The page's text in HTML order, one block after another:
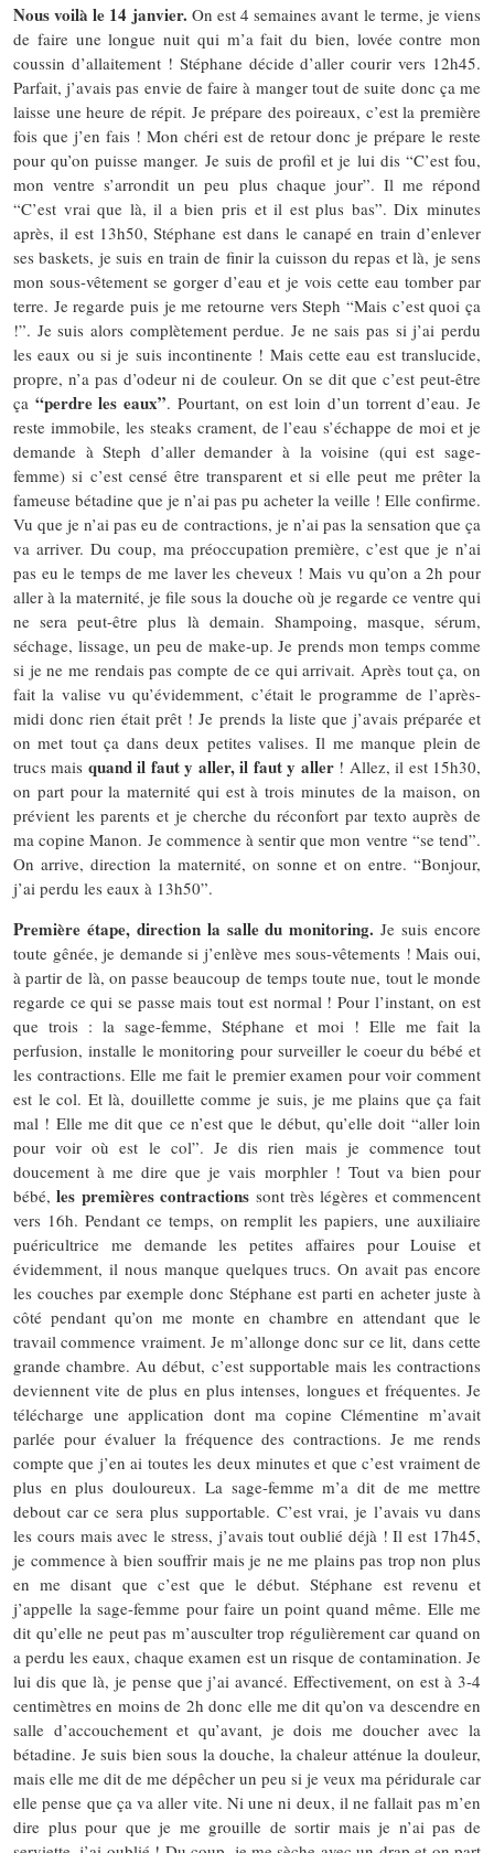
Nous voilà le 14 janvier. On est 4 semaines avant le terme, je viens
de faire une longue nuit qui m’a fait du bien, lovée contre mon
coussin d’allaitement ! Stéphane décide d’aller courir vers 12h45.
Parfait, j’avais pas envie de faire à manger tout de suite donc ça me
laisse une heure de répit. Je prépare des poireaux, c’est la première
fois que j’en fais ! Mon chéri est de retour donc je prépare le reste
pour qu’on puisse manger. Je suis de profil et je lui dis “C’est fou,
mon ventre s’arrondit un peu plus chaque jour”. Il me répond
“C’est vrai que là, il a bien pris et il est plus bas”. Dix minutes
après, il est 13h50, Stéphane est dans le canapé en train d’enlever
ses baskets, je suis en train de finir la cuisson du repas et là, je sens
mon sous-vêtement se gorger d’eau et je vois cette eau tomber par
terre. Je regarde puis je me retourne vers Steph “Mais c’est quoi ça
!”. Je suis alors complètement perdue. Je ne sais pas si j’ai perdu
les eaux ou si je suis incontinente ! Mais cette eau est translucide,
propre, n’a pas d’odeur ni de couleur. On se dit que c’est peut-être
ça “perdre les eaux”. Pourtant, on est loin d’un torrent d’eau. Je
reste immobile, les steaks crament, de l’eau s’échappe de moi et je
demande à Steph d’aller demander à la voisine (qui est sage-
femme) si c’est censé être transparent et si elle peut me prêter la
fameuse bétadine que je n’ai pas pu acheter la veille ! Elle confirme.
Vu que je n’ai pas eu de contractions, je n’ai pas la sensation que ça
va arriver. Du coup, ma préoccupation première, c’est que je n’ai
pas eu le temps de me laver les cheveux ! Mais vu qu’on a 2h pour
aller à la maternité, je file sous la douche où je regarde ce ventre qui
ne sera peut-être plus là demain. Shampoing, masque, sérum,
séchage, lissage, un peu de make-up. Je prends mon temps comme
si je ne me rendais pas compte de ce qui arrivait. Après tout ça, on
fait la valise vu qu’évidemment, c’était le programme de l’après-
midi donc rien était prêt ! Je prends la liste que j’avais préparée et
on met tout ça dans deux petites valises. Il me manque plein de
trucs mais quand il faut y aller, il faut y aller! Allez, il est 15h30,
on part pour la maternité qui est à trois minutes de la maison, on
prévient les parents et je cherche du réconfort par texto auprès de
ma copine Manon. Je commence à sentir que mon ventre “se tend”.
On arrive, direction la maternité, on sonne et on entre. “Bonjour,
j’ai perdu les eaux à 13h50”.
Première étape, direction la salle du monitoring. Je suis encore
toute gênée, je demande si j’enlève mes sous-vêtements ! Mais oui,
à partir de là, on passe beaucoup de temps toute nue, tout le monde
regarde ce qui se passe mais tout est normal ! Pour l’instant, on est
que trois : la sage-femme, Stéphane et moi ! Elle me fait la
perfusion, installe le monitoring pour surveiller le coeur du bébé et
les contractions. Elle me fait le premier examen pour voir comment
est le col. Et là, douillette comme je suis, je me plains que ça fait
mal ! Elle me dit que ce n’est que le début, qu’elle doit “aller loin
pour voir où est le col”. Je dis rien mais je commence tout
doucement à me dire que je vais morphler ! Tout va bien pour
bébé,les premières contractions sont très légères et commencent
vers 16h. Pendant ce temps, on remplit les papiers, une auxiliaire
puéricultrice me demande les petites affaires pour Louise et
évidemment, il nous manque quelques trucs. On avait pas encore
les couches par exemple donc Stéphane est parti en acheter juste à
côté pendant qu’on me monte en chambre en attendant que le
travail commence vraiment. Je m’allonge donc sur ce lit, dans cette
grande chambre. Au début, c’est supportable mais les contractions
deviennent vite de plus en plus intenses, longues et fréquentes. Je
télécharge une application dont ma copine Clémentine m’avait
parlée pour évaluer la fréquence des contractions. Je me rends
compte que j’en ai toutes les deux minutes et que c’est vraiment de
plus en plus douloureux. La sage-femme m’a dit de me mettre
debout car ce sera plus supportable. C’est vrai, je l’avais vu dans
les cours mais avec le stress, j’avais tout oublié déjà ! Il est 17h45,
je commence à bien souffrir mais je ne me plains pas trop non plus
en me disant que c’est que le début. Stéphane est revenu et
j’appelle la sage-femme pour faire un point quand même. Elle me
dit qu’elle ne peut pas m’ausculter trop régulièrement car quand on
a perdu les eaux, chaque examen est un risque de contamination. Je
lui dis que là, je pense que j’ai avancé. Effectivement, on est à 3-4
centimètres en moins de 2h donc elle me dit qu’on va descendre en
salle d’accouchement et qu’avant, je dois me doucher avec la
bétadine. Je suis bien sous la douche, la chaleur atténue la douleur,
mais elle me dit de me dépêcher un peu si je veux ma péridurale car
elle pense que ça va aller vite. Ni une ni deux, il ne fallait pas m’en
dire plus pour que je me grouille de sortir mais je n’ai pas de